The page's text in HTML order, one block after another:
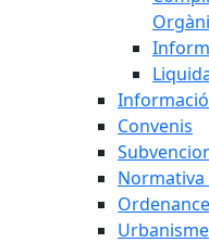
Convenis
Urbanisme